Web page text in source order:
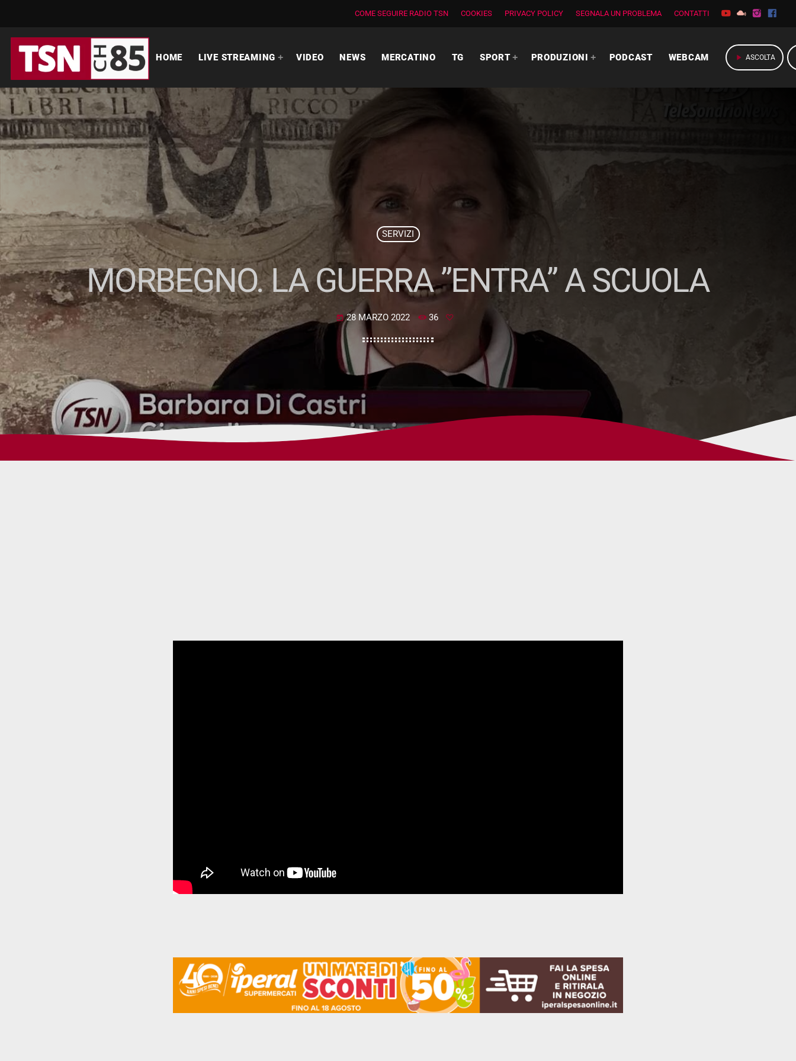
COME SEGUIRE RADIO TSN COOKIES PRIVACY POLICY SEGNALA UN PROBLEMA CONTATTI
HOME LIVE STREAMING VIDEO NEWS MERCATINO TG SPORT PRODUZIONI PODCAST WEBCAM play_arrow ASCOLTA
SERVIZI
MORBEGNO. LA GUERRA ”ENTRA” A SCUOLA
today 28 MARZO 2022 36